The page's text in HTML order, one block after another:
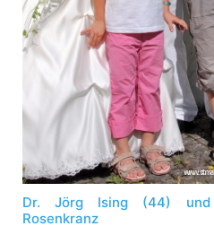
Dr. Jörg Ising (44) und
Rosenkranz